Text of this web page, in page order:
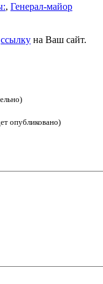
, Генерал-майор
ссылку на Ваш сайт.
опубликовано)